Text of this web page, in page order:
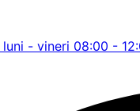
- vineri 08:00 -